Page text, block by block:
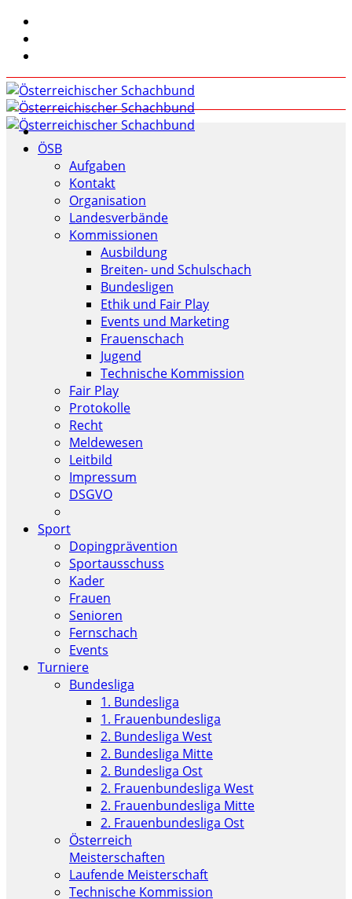
ÖSB
Aufgaben
Kontakt
Organisation
Landesverbände
Kommissionen
Ausbildung
Breiten- und Schulschach
Bundesligen
Ethik und Fair Play
Events und Marketing
Frauenschach
Jugend
Technische Kommission
Fair Play
Protokolle
Recht
Meldewesen
Leitbild
Impressum
DSGVO
Sport
Dopingprävention
Sportausschuss
Kader
Frauen
Senioren
Fernschach
Events
Turniere
Bundesliga
1. Bundesliga
1. Frauenbundesliga
2. Bundesliga West
2. Bundesliga Mitte
2. Bundesliga Ost
2. Frauenbundesliga West
2. Frauenbundesliga Mitte
2. Frauenbundesliga Ost
Österreich
Meisterschaften
Laufende Meisterschaft
Technische Kommission